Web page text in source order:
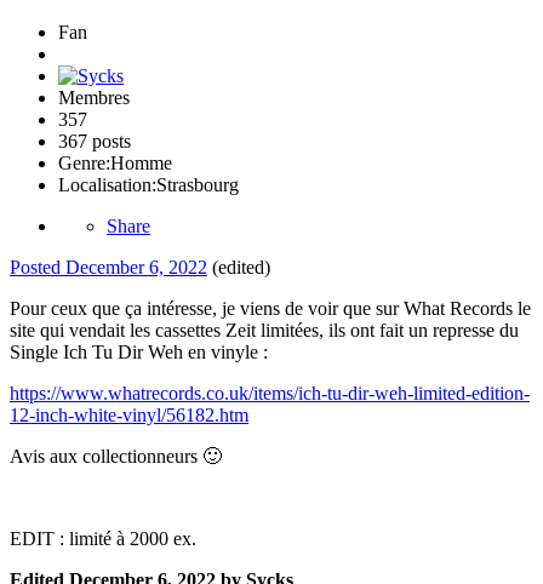
Fan
Membres
357
367 posts
Genre:Homme
Localisation:Strasbourg
Share
Posted December 6, 2022 (edited)
Pour ceux que ça intéresse, je viens de voir que sur What Records le
site qui vendait les cassettes Zeit limitées, ils ont fait un represse du
Single Ich Tu Dir Weh en vinyle :
https://www.whatrecords.co.uk/items/ich-tu-dir-weh-limited-edition-
12-inch-white-vinyl/56182.htm
Avis aux collectionneurs 🙂
EDIT : limité à 2000 ex.
Edited December 6, 2022 by Sycks